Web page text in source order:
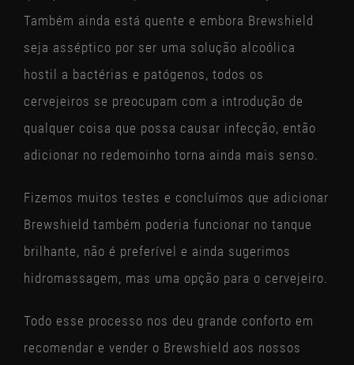
Também ainda está quente e embora Brewshield
seja asséptico por ser uma solução alcoólica
hostil a bactérias e patógenos, todos os
cervejeiros se preocupam com a introdução de
qualquer coisa que possa causar infecção, então
adicionar no redemoinho torna ainda mais senso.
Fizemos muitos testes e concluímos que adicionar
Brewshield também poderia funcionar no tanque
brilhante, não é preferível e ainda sugerimos
hidromassagem, mas uma opção para o cervejeiro.
Todo esse processo nos deu grande conforto em
recomendar e vender o Brewshield aos nossos